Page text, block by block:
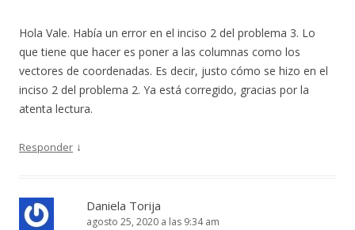
Hola Vale. Había un error en el inciso 2 del problema 3. Lo
que tiene que hacer es poner a las columnas como los
vectores de coordenadas. Es decir, justo cómo se hizo en el
inciso 2 del problema 2. Ya está corregido, gracias por la
atenta lectura.
Responder ↓
Daniela Torija
agosto 25, 2020 a las 9:34 am